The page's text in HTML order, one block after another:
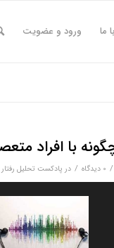
ما ورود و عضویت
با افراد
/ 0 دیدگاه‌ / در پادکست تحلیل رفتار